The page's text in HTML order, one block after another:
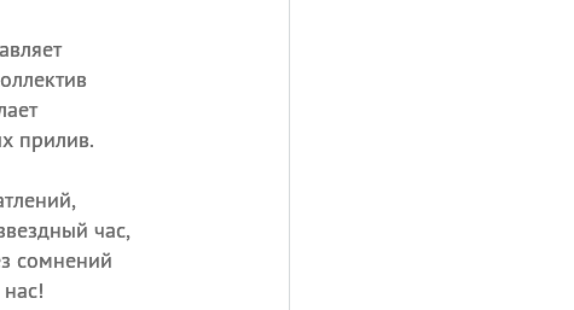
прилив.
час,
сомнений